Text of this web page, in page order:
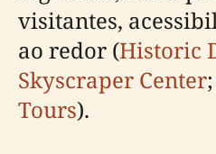
visitantes,
ao redor (Historic
Skyscraper Center;
Tours).